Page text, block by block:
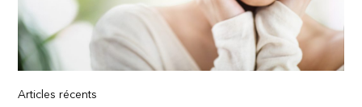
Articles récents